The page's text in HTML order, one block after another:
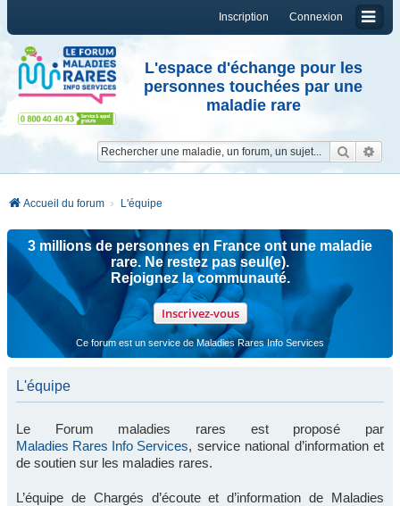
Connexion
Inscription
L'espace d'échange pour les
personnes touchées par une
maladie rare
Accueil du forum L'équipe
3 millions de personnes en France ont une maladie
rare. Ne restez pas seul(e).
Rejoignez la communauté.
Inscrivez-vous
Ce forum est un service de Maladies Rares Info Services
L'équipe
Le Forum maladies rares est proposé par
Maladies Rares Info Services, service national d’information et
de soutien sur les maladies rares.
L’équipe de Chargés d’écoute et d’information de Maladies